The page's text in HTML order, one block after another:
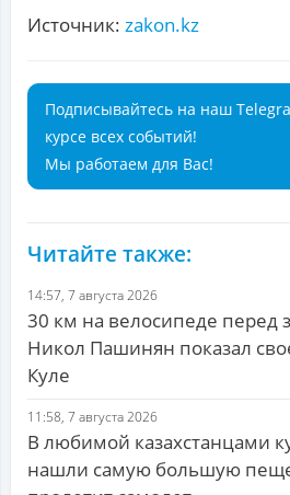
Источник: zakon.kz
Подписывайтесь на наш
курсе всех событий!
Мы работаем для Вас!
Читайте также:
14:57, 7 августа 2026
30 км на велосипеде перед
Никол Пашинян показал
Куле
11:58, 7 августа 2026
В любимой казахстанцами
нашли самую большую